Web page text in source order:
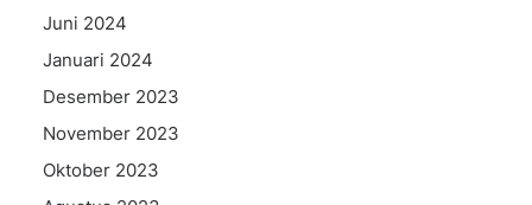
Juni 2024
Januari 2024
Desember 2023
November 2023
Oktober 2023